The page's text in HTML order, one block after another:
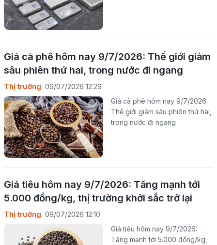
Giá cà phê hôm nay 9/7/2026: Thế giới giảm
sâu phiên thứ hai, trong nước đi ngang
Thị trường 09/07/2026 12:29
Giá cà phê hôm nay 9/7/2026:
Thế giới giảm sâu phiên thứ hai,
trong nước đi ngang
Giá tiêu hôm nay 9/7/2026: Tăng mạnh tới
5.000 đồng/kg, thị trường khởi sắc trở lại
Thị trường 09/07/2026 12:10
Giá tiêu hôm nay 9/7/2026:
Tăng mạnh tới 5.000 đồng/kg,